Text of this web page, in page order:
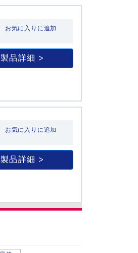
お気に入りに追加
製品詳細
お気に入りに追加
製品詳細